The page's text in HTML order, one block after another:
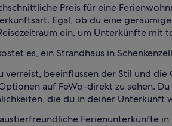
Preis für eine
Egal, ob du eine
ein, um Unterkünfte mit
es, ein Strandhaus in
verreist, beeinflussen der Stil und die
auf FeWo-direkt zu sehen.
die du in deiner Unterkunft
Ferienunterkünfte in